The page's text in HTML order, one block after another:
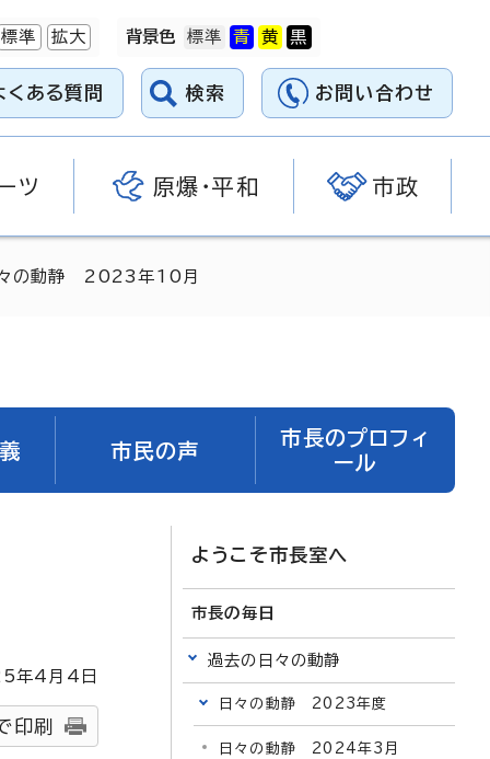
標準 拡大 背景色
くある質問 検索 お問い合わせ
ツ 原爆・平和 市政
の動静 2023年10月
市民の声
市長のプロフィ
ール
年4月4日
印刷
ようこそ市長室へ
市長の毎日
過去の日々の動静
日々の動静 2023年度
日々の動静 2024年3月